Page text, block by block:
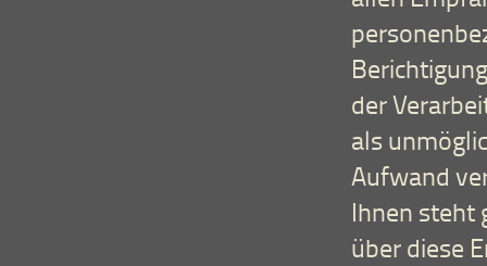
der
als
Aufwand
Ihnen steht
über diese